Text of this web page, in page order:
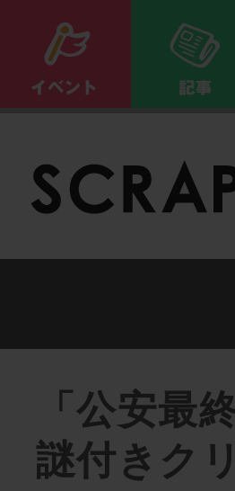
「公安
謎付きク